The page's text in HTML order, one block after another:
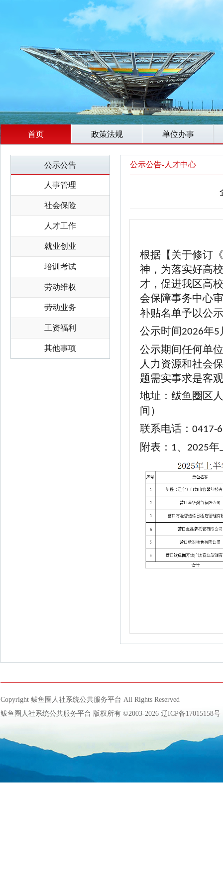
首页 政策法规 单位办事
公示公告
人事管理
社会保险
人才工作
就业创业
培训考试
劳动维权
劳动业务
工资福利
其他事项
公示公告-人才中心
根据 【关于修订
神，为落实好高
才，促进我区高
会保障事务中心
补贴名单予以公
公示时间2026年5
公示期间任何单
人力资源和社会
题需实事求是客
地址：鲅鱼圈区
间）
联系电话： 0417-6
附表： 1、 2025年
Copyright 鲅鱼圈人社系统公共服务平台 All Rights Reserved
鲅鱼圈人社系统公共服务平台 版权所有 ©2003-2026 辽ICP备17015158号